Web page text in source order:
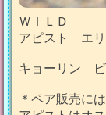
ＷＩＬＤ
アピスト エ
キョーリン ビ
＊ペア販売に